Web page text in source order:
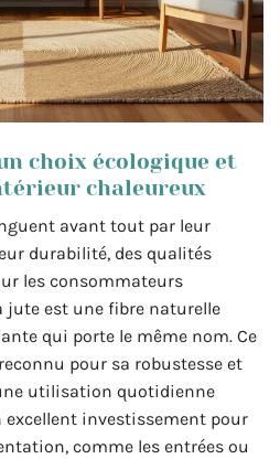
choix écologique et
chaleureux
avant tout par leur
durabilité, des qualités
les consommateurs
jute est une fibre naturelle
qui porte le même nom. Ce
pour sa robustesse et
utilisation quotidienne
investissement pour
comme les entrées ou